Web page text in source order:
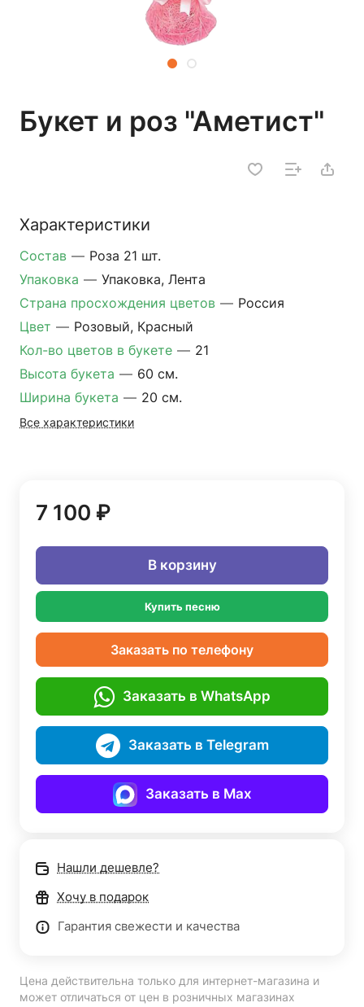
Букет и роз "Аметист"
Характеристики
Состав — Роза 21 шт.
Упаковка — Упаковка, Лента
Страна просхождения цветов — Россия
Цвет — Розовый, Красный
Кол-во цветов в букете — 21
Высота букета — 60 см.
Ширина букета — 20 см.
Все характеристики
7 100 ₽
В корзину
Купить песню
Заказать по телефону
Заказать в WhatsApp
Заказать в Telegram
Заказать в Max
Нашли дешевле?
Хочу в подарок
Гарантия свежести и качества
Цена действительна только для интернет-магазина и
может отличаться от цен в розничных магазинах